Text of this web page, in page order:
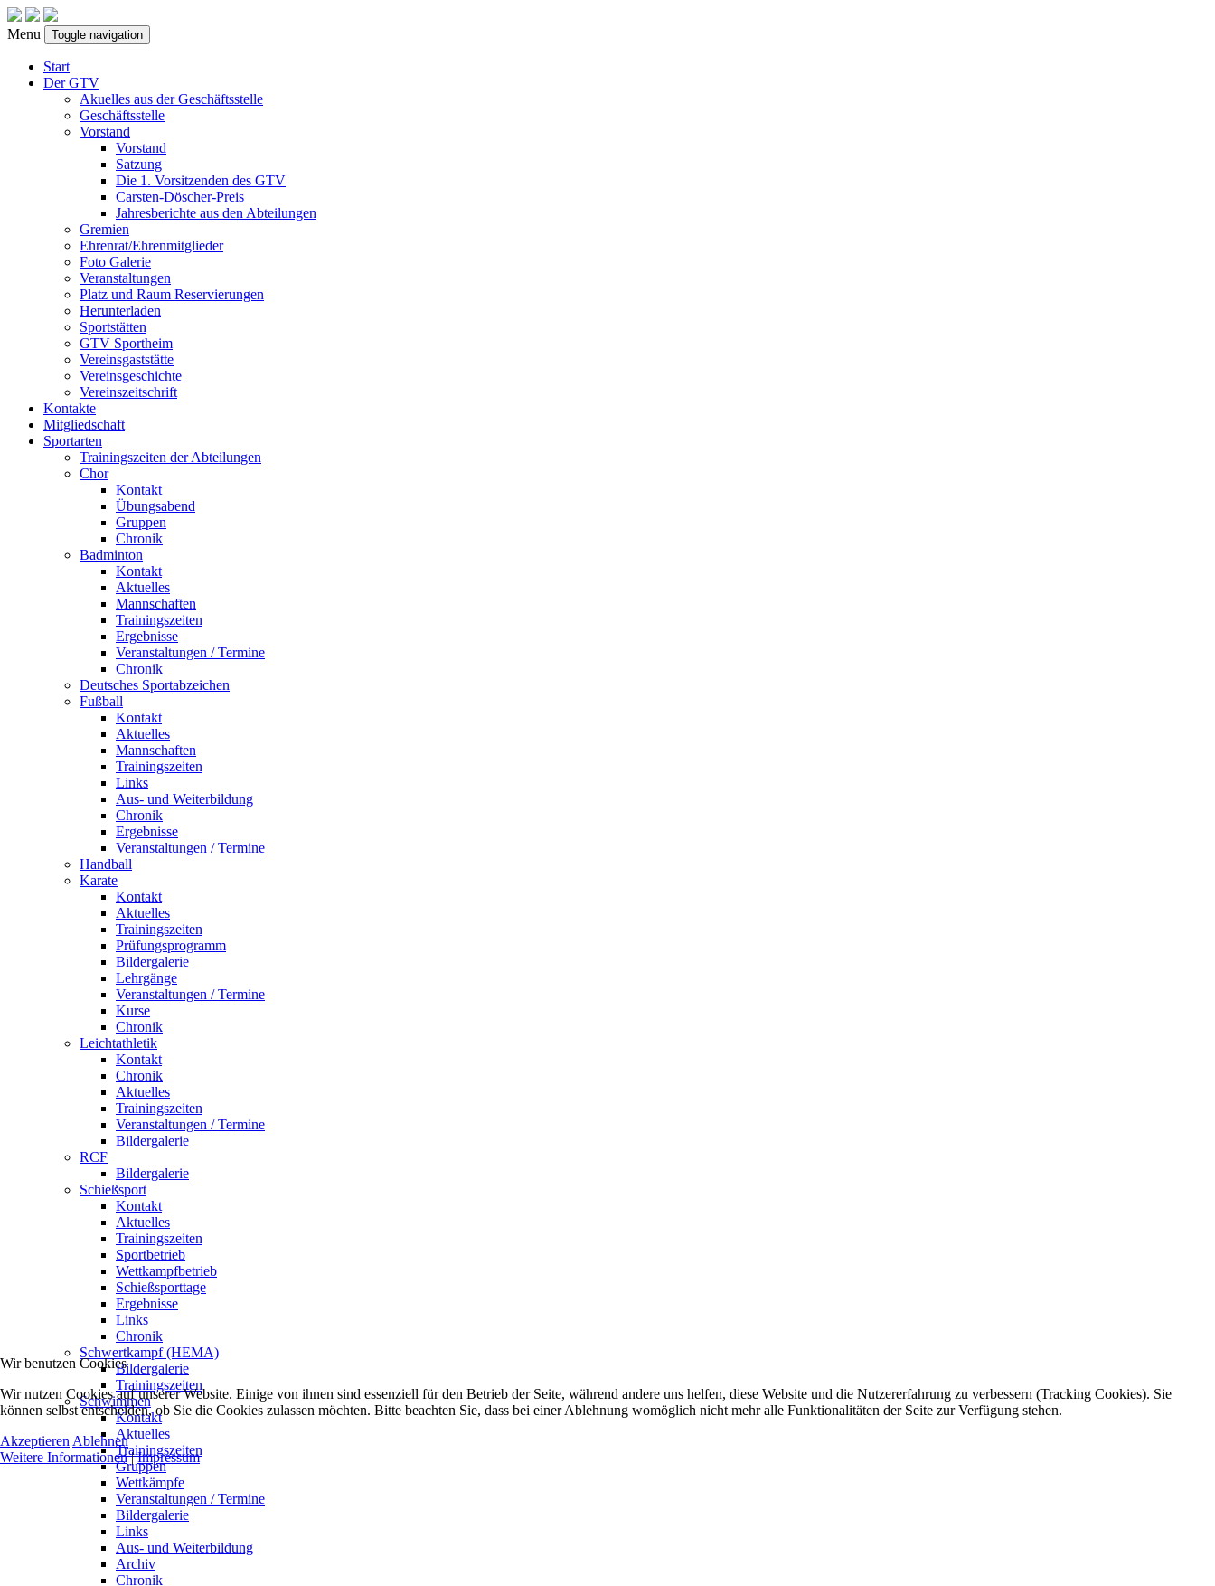
Menu Toggle navigation
Start
Der GTV
Akuelles aus der Geschäftsstelle
Geschäftsstelle
Vorstand
Vorstand
Satzung
Die 1. Vorsitzenden des GTV
Carsten-Döscher-Preis
Jahresberichte aus den Abteilungen
Gremien
Ehrenrat/Ehrenmitglieder
Foto Galerie
Veranstaltungen
Platz und Raum Reservierungen
Herunterladen
Sportstätten
GTV Sportheim
Vereinsgaststätte
Vereinsgeschichte
Vereinszeitschrift
Kontakte
Mitgliedschaft
Sportarten
Trainingszeiten der Abteilungen
Chor
Kontakt
Übungsabend
Gruppen
Chronik
Badminton
Kontakt
Aktuelles
Mannschaften
Trainingszeiten
Ergebnisse
Veranstaltungen / Termine
Chronik
Deutsches Sportabzeichen
Fußball
Kontakt
Aktuelles
Mannschaften
Trainingszeiten
Links
Aus- und Weiterbildung
Chronik
Ergebnisse
Veranstaltungen / Termine
Handball
Karate
Kontakt
Aktuelles
Trainingszeiten
Prüfungsprogramm
Bildergalerie
Lehrgänge
Veranstaltungen / Termine
Kurse
Chronik
Leichtathletik
Kontakt
Chronik
Aktuelles
Trainingszeiten
Veranstaltungen / Termine
Bildergalerie
RCF
Bildergalerie
Schießsport
Kontakt
Aktuelles
Trainingszeiten
Sportbetrieb
Wettkampfbetrieb
Schießsporttage
Ergebnisse
Links
Chronik
Schwertkampf (HEMA)
Bildergalerie
Trainingszeiten
Schwimmen
Kontakt
Aktuelles
Trainingszeiten
Gruppen
Wettkämpfe
Veranstaltungen / Termine
Bildergalerie
Links
Aus- und Weiterbildung
Archiv
Chronik
Wir benutzen Cookies
Wir nutzen Cookies auf unserer Website. Einige von ihnen sind essenziell für den Betrieb der Seite, während andere uns helfen, diese Website und die Nutzererfahrung zu verbessern (Tracking Cookies). Sie
können selbst entscheiden, ob Sie die Cookies zulassen möchten. Bitte beachten Sie, dass bei einer Ablehnung womöglich nicht mehr alle Funktionalitäten der Seite zur Verfügung stehen.
Akzeptieren Ablehnen
Weitere Informationen|Impressum